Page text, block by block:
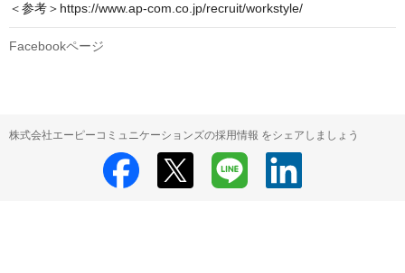
＜参考＞https://www.ap-com.co.jp/recruit/workstyle/
Facebookページ
株式会社エーピーコミュニケーションズの採用情報 をシェアしましょう